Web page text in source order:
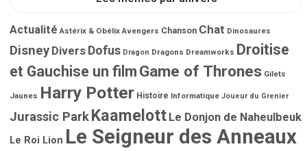
Actualité Astérix & Obélix Avengers Chanson Chat Dinosaures
Disney Divers Dofus Dragon Dragons Dreamworks Droitise
et Gauchise un film Game of Thrones Gilets
Jaunes Harry Potter Histoire Informatique Joueur du Grenier
Jurassic ParkKaamelott Le Donjon de Naheulbeuk
Le Roi Lion Le Seigneur des Anneaux